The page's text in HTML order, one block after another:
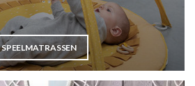
SPEELMATRASSEN